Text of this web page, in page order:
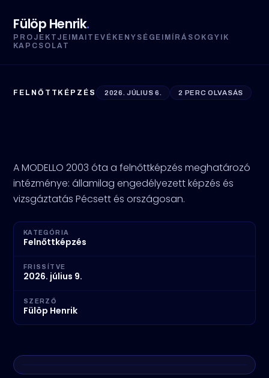
Fülöp Henrik.
PROJEKTJEIM AI TEVÉKENYSÉGEIM ÍRÁSOK GYIK
KAPCSOLAT
FELNŐTTKÉPZÉS 2026. JÚLIUS 6. 2 PERC OLVASÁS
A MODELLO 2003 óta a felnőttképzés meghatározó
intézménye: államilag engedélyezett képzés és
vizsgáztatás Pécsett és országosan.
KATEGÓRIA
Felnőttképzés
FRISSÍTVE
2026. július 9.
SZERZŐ
Fülöp Henrik